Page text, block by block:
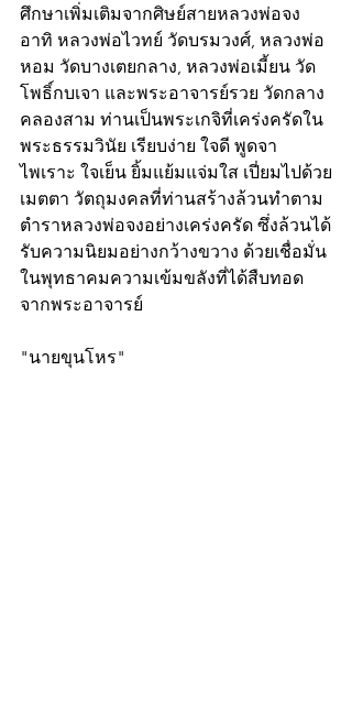
ศึกษาเพิ่มเติมจากศิษย์สายหลวงพ่อจง
อาทิ หลวงพ่อไวทย์ วัดบรมวงศ์, หลวงพ่อ
หอม วัดบางเตยกลาง, หลวงพ่อเมี้ยน วัด
โพธิ์กบเจา และพระอาจารย์รวย วัดกลาง
คลองสาม ท่านเป็นพระเกจิที่เคร่งครัดใน
พระธรรมวินัย เรียบง่าย ใจดี พูดจา
ไพเราะ ใจเย็น ยิ้มแย้มแจ่มใส เปี่ยมไปด้วย
เมตตา วัตถุมงคลที่ท่านสร้างล้วนทำตาม
ตำราหลวงพ่อจงอย่างเคร่งครัด ซึ่งล้วนได้
รับความนิยมอย่างกว้างขวาง ด้วยเชื่อมั่น
ในพุทธาคมความเข้มขลังที่ได้สืบทอด
จากพระอาจารย์
"นายขุนโหร"